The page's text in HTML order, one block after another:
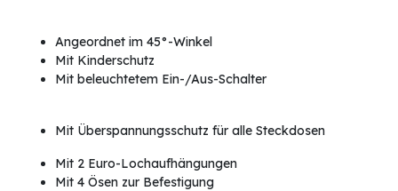
Angeordnet im 45°-Winkel
Mit Kinderschutz
Mit beleuchtetem Ein-/Aus-Schalter
Mit Überspannungsschutz für alle Steckdosen
Mit 2 Euro-Lochaufhängungen
Mit 4 Ösen zur Befestigung